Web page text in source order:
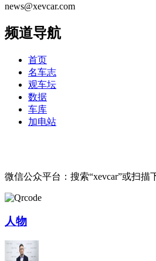
news@xevcar.com
频道导航
首页
名车志
观车坛
数据
车库
加电站
微信公众平台：搜索“xevcar”或扫描
人物